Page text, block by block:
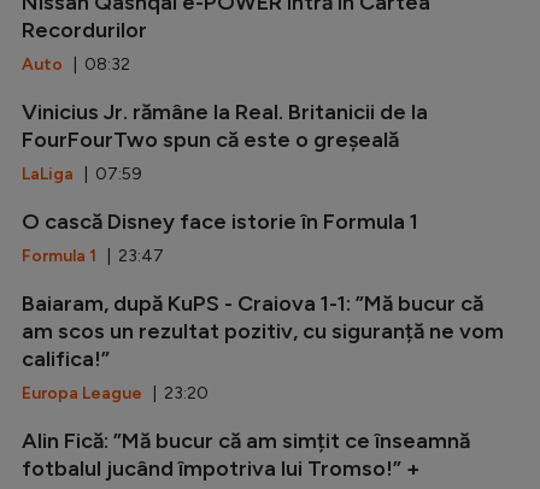
Recordurilor
Auto | 08:32
Vinicius Jr. rămâne la Real. Britanicii de la
FourFourTwo spun că este o greșeală
LaLiga | 07:59
O cască Disney face istorie în Formula 1
Formula 1 | 23:47
Baiaram, după KuPS - Craiova 1-1: ”Mă bucur că
am scos un rezultat pozitiv, cu siguranță ne vom
califica!”
Europa League | 23:20
Alin Fică: ”Mă bucur că am simțit ce înseamnă
fotbalul jucând împotriva lui Tromso!” +